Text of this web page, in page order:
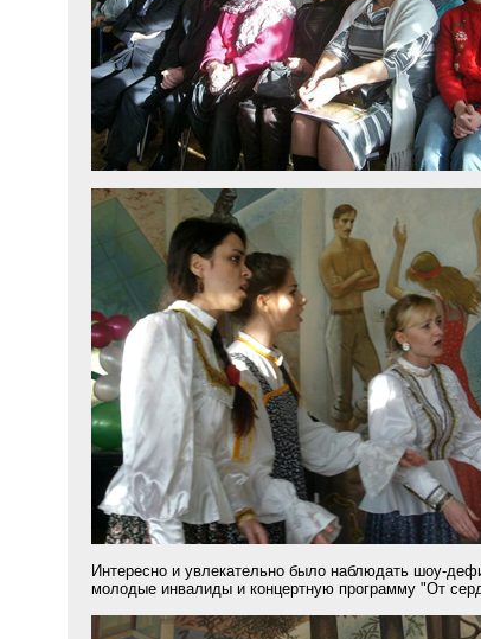
Интересно и увлекательно было наблюдать шоу-
молодые инвалиды и концертную программу "От